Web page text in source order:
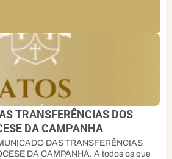
TRANSFERÊNCIAS DOS
DA CAMPANHA
DAS TRANSFERÊNCIAS
DA CAMPANHA. A todos os que